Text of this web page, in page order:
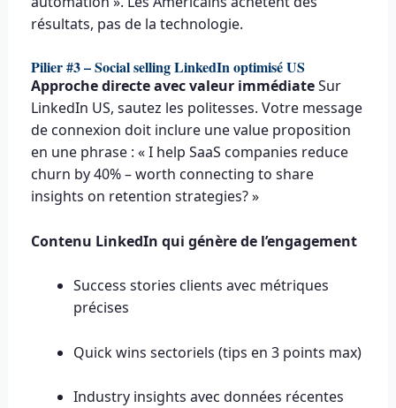
résultats, pas de la technologie.
Pilier #3 – Social selling LinkedIn optimisé US
Approche directe avec valeur immédiateSur
LinkedIn US, sautez les politesses. Votre message
de connexion doit inclure une value proposition
en une phrase : « I help SaaS companies reduce
churn by 40% – worth connecting to share
insights on retention strategies? »
Contenu LinkedIn qui génère de l’engagement
Success stories clients avec métriques
précises
Quick wins sectoriels (tips en 3 points max)
Industry insights avec données récentes